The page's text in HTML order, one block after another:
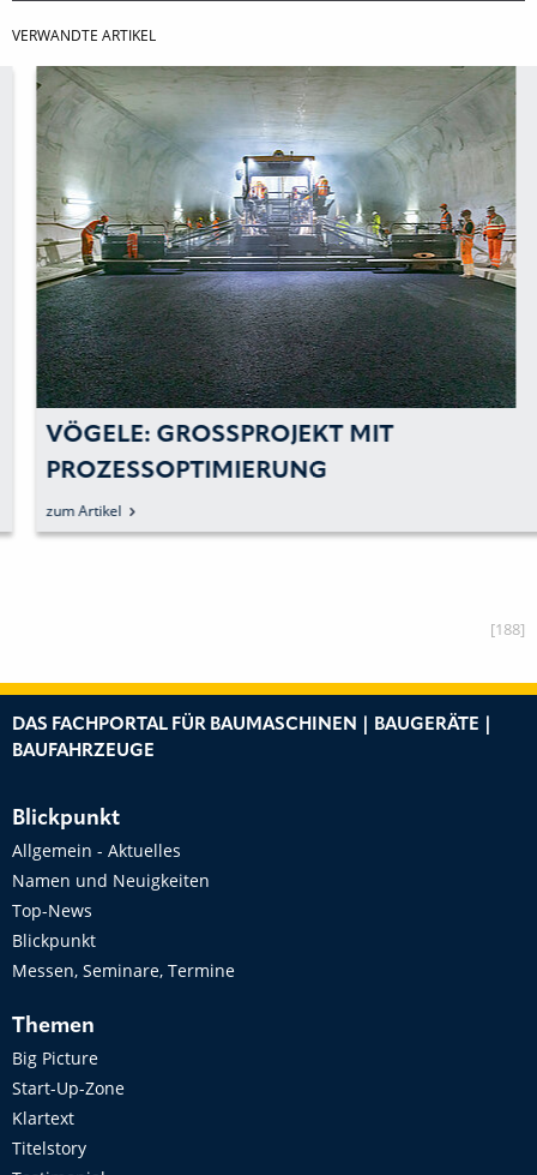
VERWANDTE ARTIKEL
VÖGELE: GROSSPROJEKT MIT P
ROZESSOPTIMIERUNG U
ND MASCHINENTECHNIK
zum Artikel
[188]
DAS FACHPORTAL FÜR BAUMASCHINEN | BAUGERÄTE |
BAUFAHRZEUGE
Blickpunkt
Allgemein - Aktuelles
Namen und Neuigkeiten
Top-News
Blickpunkt
Messen, Seminare, Termine
Themen
Big Picture
Start-Up-Zone
Klartext
Titelstory